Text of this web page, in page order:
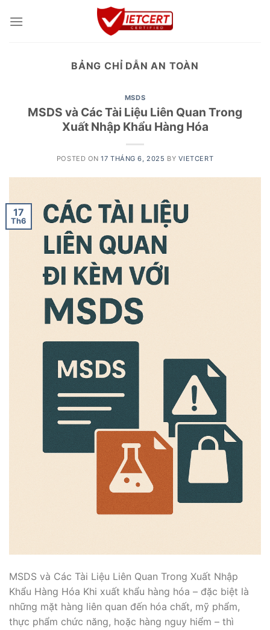
BẢNG CHỈ DẪN AN TOÀN
MSDS
MSDS và Các Tài Liệu Liên Quan Trong
Xuất Nhập Khẩu Hàng Hóa
POSTED ON17 THÁNG 6, 2025 BY VIETCERT
17
Th6
MSDS và Các Tài Liệu Liên Quan Trong Xuất Nhập
Khẩu Hàng Hóa Khi xuất khẩu hàng hóa – đặc biệt là
những mặt hàng liên quan đến hóa chất, mỹ phẩm,
thực phẩm chức năng, hoặc hàng nguy hiểm – thì